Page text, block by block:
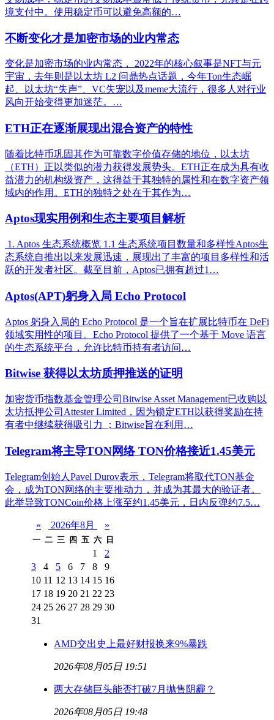
境支付中。使用稳定币可以避免高额的…
不断变化才是加密市场的业内常态
变化是加密市场的业内常态， 2022年的核心叙事是NFT与元
宇宙，去年则是以太坊 L2 问鼎热点话题，今年Ton生态崛
起、以太坊“失声”、VC失宠以及meme大流行，很多人对行业
风向开始变得更加迷茫。…
ETH正在逐渐展现出混合资产的特性
随着比特币巩固其作为可靠数字价值存储的地位，以太坊
（ETH）正以类似的潜力获得发展势头。ETH正在成为具有收
益潜力的机构级资产，这得益于其独特的属性和在数字资产领
域内的作用。ETH的独特之处在于其作为…
Aptos现实用例和生态主要项目解析
1. Aptos 生态系统概览 1.1 生态系统项目数量和多样性Aptos生
态系统自推出以来发展迅速，展现出了丰富的项目多样性和活
跃的开发者社区。截至目前，Aptos已拥有超过1…
Aptos(APT)躬身入局 Echo Protocol
Aptos 躬身入局的 Echo Protocol 是一个旨在扩展比特币在 DeFi
领域实用性的项目。Echo Protocol 提供了一个基于 Move 语言
的生态系统平台，允许比特币持有者访问…
Bitwise 获得以太坊质押推送的证明
加密货币指数基金管理公司Bitwise Asset Management已收购以
太坊抵押公司Attester Limited，因为锁定ETH以获得奖励在持
有者中继续获得吸引力 ；Bitwise旨在利用…
Telegram将主导TON网络 TON价格接近1.45美元
Telegram创始人Pavel Durov表示，Telegram将取代TON基金
会，成为TON网络的主要推动力，并成为其最大的验证者。
此举导致TONCoin价格上涨至约1.45美元，日内反弹约7.5…
« 2026年8月 »
一 二 三 四 五 六 日
1
2
3
4 5 6 7 8
9
10 11 12 13 14 15 16
17 18 19 20 21 22 23
24 25 26 27 28 29 30
31
AMD交出史上最好财报换来9%暴跌
2026年08月05日 19:51
两大存储巨头能否打破7月抛售阴霾？
2026年08月05日 19:48